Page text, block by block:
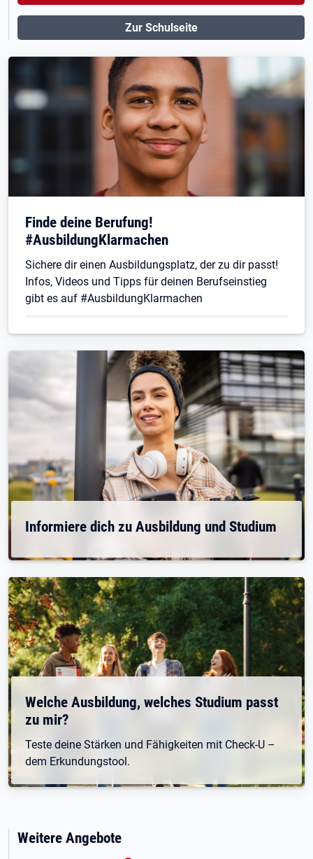
Zur Schulseite
Finde deine Berufung!
#AusbildungKlarmachen
Sichere dir einen Ausbildungsplatz, der zu dir passt!
Infos, Videos und Tipps für deinen Berufseinstieg
gibt es auf #AusbildungKlarmachen
Informiere dich zu Ausbildung und Studium
Welche Ausbildung, welches Studium passt
zu mir?
Teste deine Stärken und Fähigkeiten mit Check-U –
dem Erkundungstool.
Weitere Angebote